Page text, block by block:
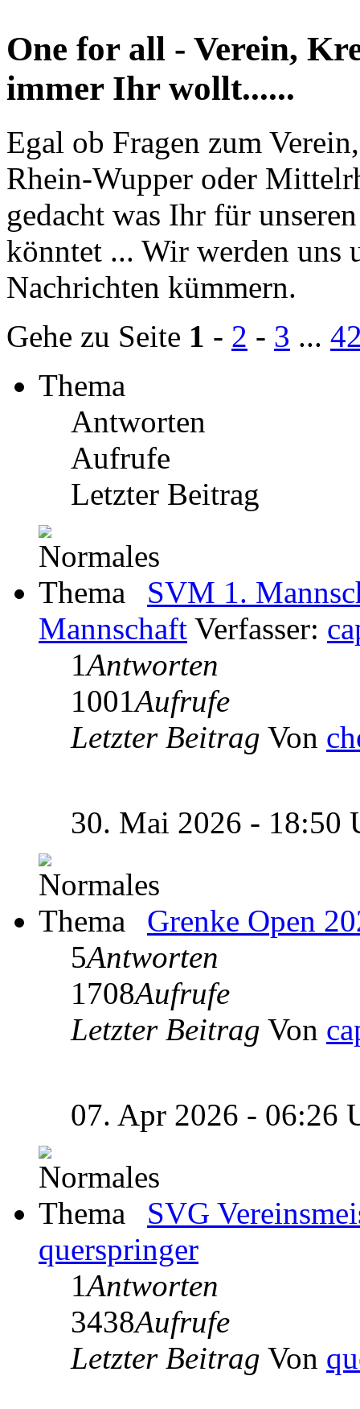
One for all - Verein,
immer Ihr wollt......
Egal ob Fragen zum
Rhein-Wupper oder
gedacht was Ihr für
könntet ... Wir werden uns
Nachrichten kümmern.
Gehe zu Seite 1 - 2 - 3 ...
Thema
Antworten
Aufrufe
Letzter Beitrag
SVM 1.
Mannschaft Verfasser:
1Antworten
1001Aufrufe
Letzter Beitrag Von
30. Mai 2026 - 18:50
Grenke Open
5Antworten
1708Aufrufe
Letzter Beitrag Von
07. Apr 2026 - 06:26
SVG
querspringer
1Antworten
3438Aufrufe
Letzter Beitrag Von